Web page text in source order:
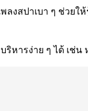
ลงสปาเบา ๆ ช่วยใ
หารง่าย ๆ ได้ เช่